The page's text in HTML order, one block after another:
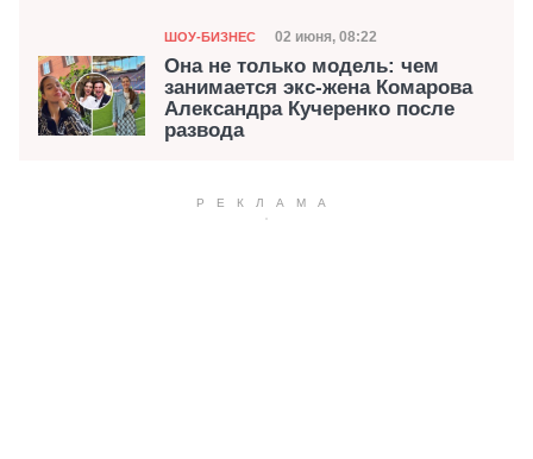
Категория
ШОУ-БИЗНЕС Дата публикации
02 июня, 08:22
Она не только модель: чем
занимается экс-жена Комарова
Александра Кучеренко после
развода